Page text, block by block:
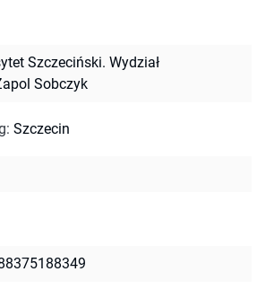
Szczeciński. Wydział
Sobczyk
: Szczecin